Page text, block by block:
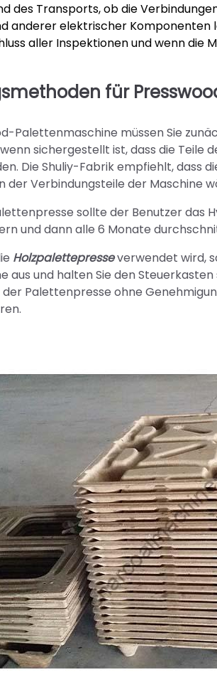
des Transports, ob die
anderer elektrischer Komponenten
aller Inspektionen und wenn die
für
Palettenmaschine müssen Sie
sichergestellt ist, dass die Teile
Die Shuliy-Fabrik empfiehlt, dass
der Verbindungsteile der Maschine
sollte der Benutzer das
und dann alle 6 Monate
Holzpalettepresseverwendet wird,
aus und halten Sie den
Palettenpresse ohne